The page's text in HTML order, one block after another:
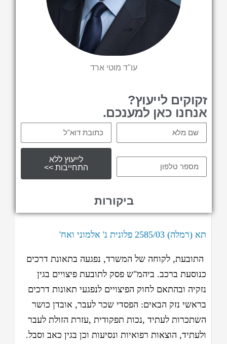
תא (רמלה) 2585/03 פלונית נ' אלמוני ואח'
התובעת, לקוחה של המשרד, נפגעה בתאונת דרכים
כנוסעת ברכב. ביהמ"ש פסק לתובעת פיצויים בגין
נזקיה ובהתאם לחוק הפיצויים לנפגעי תאונות דרכים
בראשי נזק הבאים: הפסדי שכר לעבר, אובדן כושר
השתכרות לעתיד ,נכות תפקודית ,עזרת הזולת לעבר
ולעתיד, הוצאות רפואיות ונסיעות וכן בגין כאב וסבל.
עו"ד מוטי ארד
זקוקים לייעוץ?
אנחנו כאן למענכם.
לייעוץ ללא
התחייבות >>
ביקורות